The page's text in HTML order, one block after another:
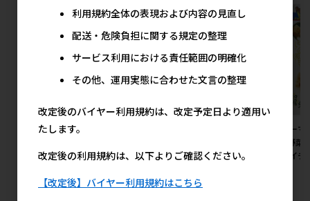
[ドギーマンハヤシ]絹紗 カッ
(100g×3袋)【イチオシ】【値
メーカー希望小売価格
(100g×3袋)【イチオシ】【値
メーカー希望小売価格
[ドギー
ーブ 野
袋)【イ
利用規約全体の表現および内容の見直し
配送・危険負担に関する規定の整理
サービス利用における責任範囲の明確化
その他、運用実態に合わせた文言の整理
改定後のバイヤー利用規約は、改定予定日より適用い
たします。
改定後の利用規約は、以下よりご確認ください。
【改定後】バイヤー利用規約はこちら